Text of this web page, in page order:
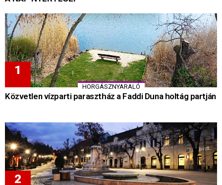
HORGÁSZNYARALÓ
Közvetlen vízparti parasztház a Faddi Duna holtág partján